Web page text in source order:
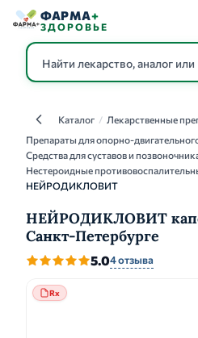
ФАРМА+
ЗДОРОВЬЕ
КаталогКаталог / Лекарственные
Препараты для опорно-
Средства для суставов и
Нестероидные
НЕЙРОДИКЛОВИТ
НЕЙРОДИКЛОВИТ
Санкт-Петербурге
5.04 отзыва
Rx